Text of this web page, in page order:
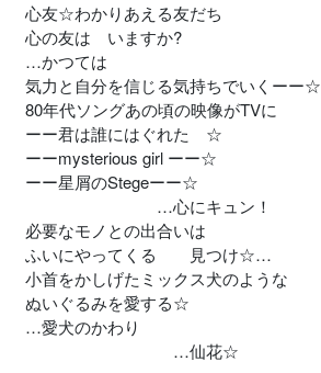
心友☆わかりあえる友だち
心の友は いますか?
…かつては
気力と自分を信じる気持ちでいくーー☆
80年代ソングあの頃の映像がTVに
ーー君は誰にはぐれた ☆
ーーmysterious girl ーー☆
ーー星屑のStegeーー☆
…心にキュン！
必要なモノとの出合いは
ふいにやってくる 見つけ☆…
小首をかしげたミックス犬のような
ぬいぐるみを愛する☆
…愛犬のかわり
…仙花☆